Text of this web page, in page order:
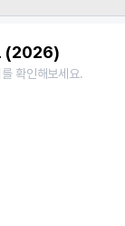
(2026)
확인해보세요.